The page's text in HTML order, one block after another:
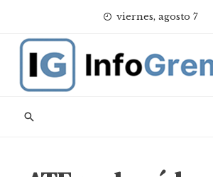
content
viernes, agosto 7